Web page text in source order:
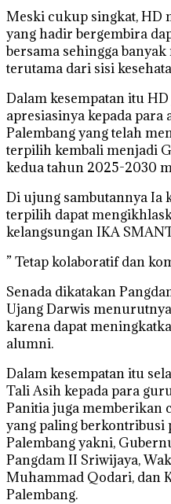
Meski cukup singkat, HD
yang hadir bergembira
bersama sehingga
terutama dari sisi
Dalam kesempatan itu
apresiasinya kepada
Palembang yang telah
terpilih kembali menjadi
kedua tahun 2025-2030
Di ujung sambutannya Ia
terpilih dapat
kelangsungan IKA
” Tetap kolaboratif dan
Senada dikatakan
Ujang Darwis
karena dapat
alumni.
Dalam kesempatan itu
Tali Asih kepada para
Panitia juga memberikan
yang paling berkontribusi
Palembang yakni,
Pangdam II Sriwijaya,
Muhammad Qodari, dan
Palembang.